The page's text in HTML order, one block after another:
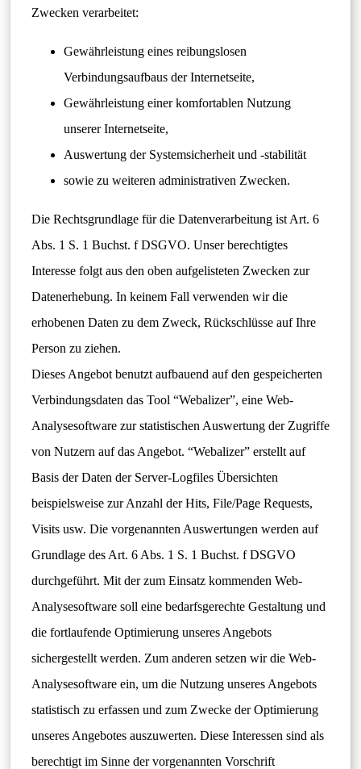
Zwecken verarbeitet:
Gewährleistung eines reibungslosen
Verbindungsaufbaus der Internetseite,
Gewährleistung einer komfortablen Nutzung
unserer Internetseite,
Auswertung der Systemsicherheit und -stabilität
sowie zu weiteren administrativen Zwecken.
Die Rechtsgrundlage für die Datenverarbeitung ist Art. 6
Abs. 1 S. 1 Buchst. f DSGVO. Unser berechtigtes
Interesse folgt aus den oben aufgelisteten Zwecken zur
Datenerhebung. In keinem Fall verwenden wir die
erhobenen Daten zu dem Zweck, Rückschlüsse auf Ihre
Person zu ziehen.
Dieses Angebot benutzt aufbauend auf den gespeicherten
Verbindungsdaten das Tool “Webalizer”, eine Web-
Analysesoftware zur statistischen Auswertung der Zugriffe
von Nutzern auf das Angebot. “Webalizer” erstellt auf
Basis der Daten der Server-Logfiles Übersichten
beispielsweise zur Anzahl der Hits, File/Page Requests,
Visits usw. Die vorgenannten Auswertungen werden auf
Grundlage des Art. 6 Abs. 1 S. 1 Buchst. f DSGVO
durchgeführt. Mit der zum Einsatz kommenden Web-
Analysesoftware soll eine bedarfsgerechte Gestaltung und
die fortlaufende Optimierung unseres Angebots
sichergestellt werden. Zum anderen setzen wir die Web-
Analysesoftware ein, um die Nutzung unseres Angebots
statistisch zu erfassen und zum Zwecke der Optimierung
unseres Angebotes auszuwerten. Diese Interessen sind als
berechtigt im Sinne der vorgenannten Vorschrift